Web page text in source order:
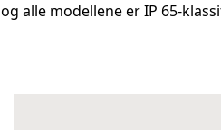
og alle modellene er IP 65-